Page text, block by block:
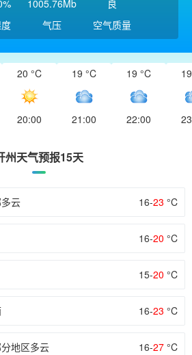
1005.76Mb
气压
良
空气质量
20 °C
20:00
19 °C
21:00
19 °C
22:00
州天气预报15天
云 16-23 °C
16-20 °C
15-20 °C
16-23 °C
地区多云 16-27 °C